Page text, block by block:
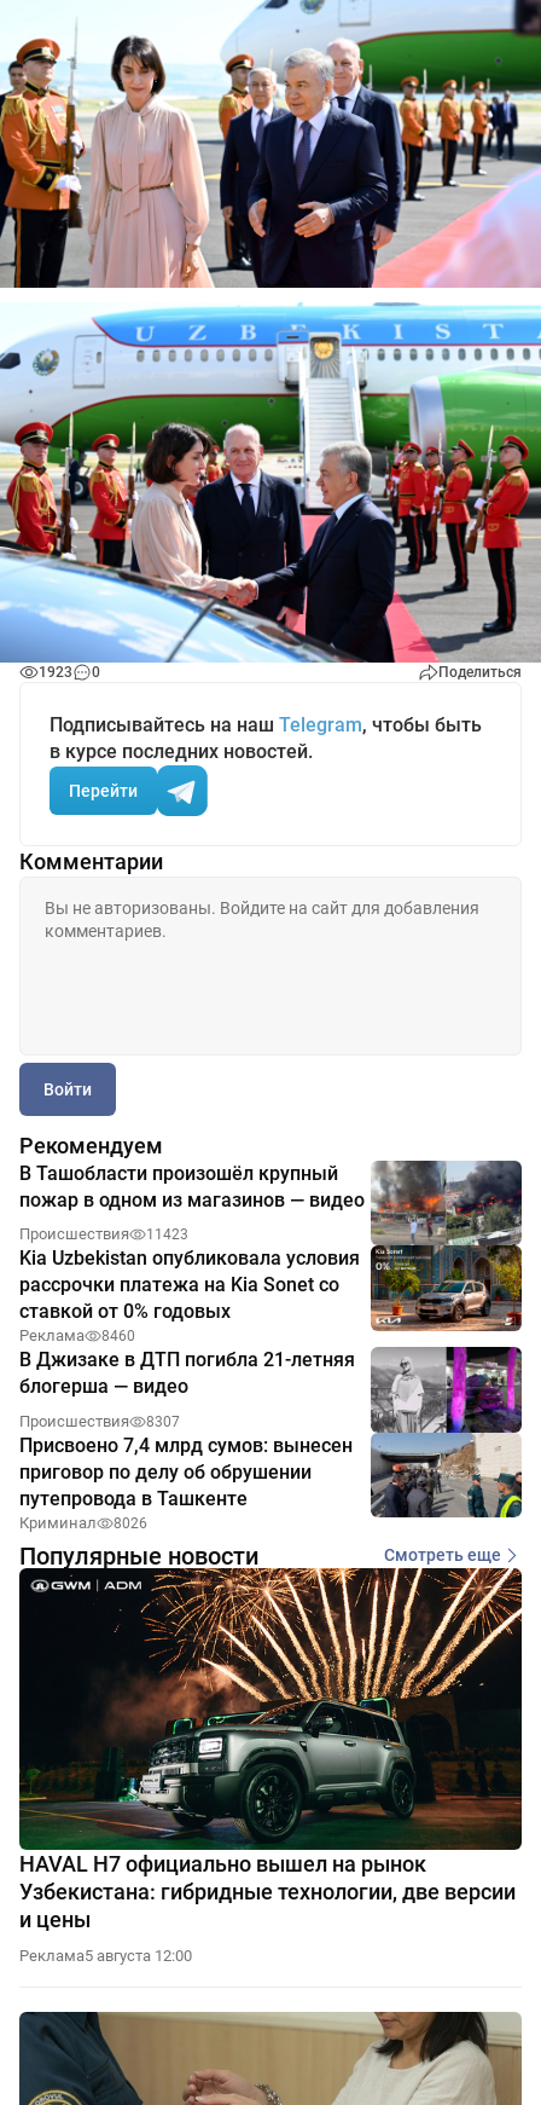
1923 0 Поделиться
Подписывайтесь на наш Telegram, чтобы быть
в курсе последних новостей.
Перейти
Комментарии
Войти
Рекомендуем
В Ташобласти произошёл крупный
пожар в одном из магазинов — видео
Происшествия 11423
Kia Uzbekistan опубликовала условия
рассрочки платежа на Kia Sonet со
ставкой от 0% годовых
Реклама 8460
В Джизаке в ДТП погибла 21-летняя
блогерша — видео
Происшествия 8307
Присвоено 7,4 млрд сумов: вынесен
приговор по делу об обрушении
путепровода в Ташкенте
Криминал 8026
Популярные новости Смотреть еще
HAVAL H7 официально вышел на рынок
Узбекистана: гибридные технологии, две версии
и цены
Реклама5 августа 12:00